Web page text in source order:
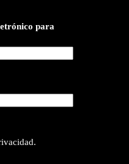
para